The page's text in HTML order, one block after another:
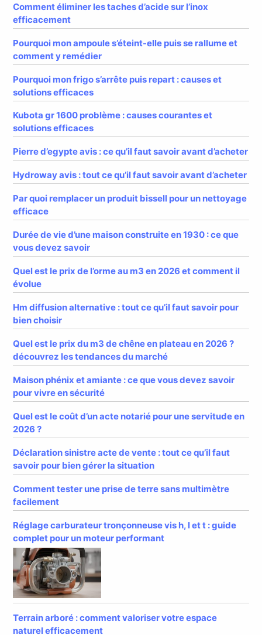
Comment éliminer les taches d’acide sur l’inox
efficacement
Pourquoi mon ampoule s’éteint-elle puis se rallume et
comment y remédier
Pourquoi mon frigo s’arrête puis repart : causes et
solutions efficaces
Kubota gr 1600 problème : causes courantes et
solutions efficaces
Pierre d’egypte avis : ce qu’il faut savoir avant d’acheter
Hydroway avis : tout ce qu’il faut savoir avant d’acheter
Par quoi remplacer un produit bissell pour un nettoyage
efficace
Durée de vie d’une maison construite en 1930 : ce que
vous devez savoir
Quel est le prix de l’orme au m3 en 2026 et comment il
évolue
Hm diffusion alternative : tout ce qu’il faut savoir pour
bien choisir
Quel est le prix du m3 de chêne en plateau en 2026 ?
découvrez les tendances du marché
Maison phénix et amiante : ce que vous devez savoir
pour vivre en sécurité
Quel est le coût d’un acte notarié pour une servitude en
2026 ?
Déclaration sinistre acte de vente : tout ce qu’il faut
savoir pour bien gérer la situation
Comment tester une prise de terre sans multimètre
facilement
Réglage carburateur tronçonneuse vis h, l et t : guide
complet pour un moteur performant
Terrain arboré : comment valoriser votre espace
naturel efficacement